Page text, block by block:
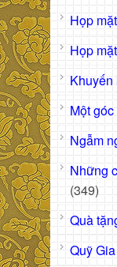
Họp
Họp
Khuyến
Một
Ngẫm
Những
(349)
Quà
Quỹ